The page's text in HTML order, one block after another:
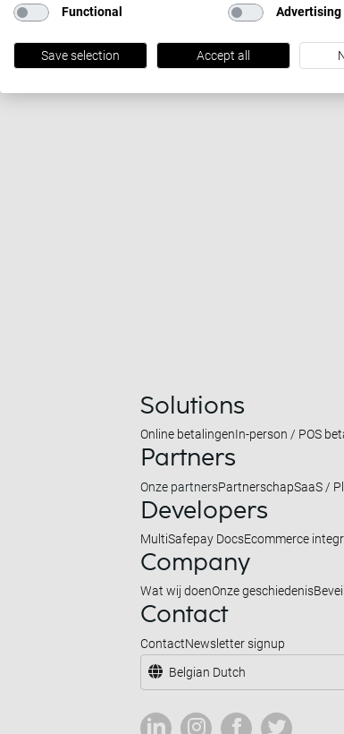
Solutions
Online betalingenIn-person / POS
Partners
Onze partnersPartnerschapSaaS /
Developers
MultiSafepay DocsEcommerce
Company
Wat wij doenOnze geschiedenis
Contact
ContactNewsletter signup
Belgian Dutch
Functional Advertising
Save selection Accept all